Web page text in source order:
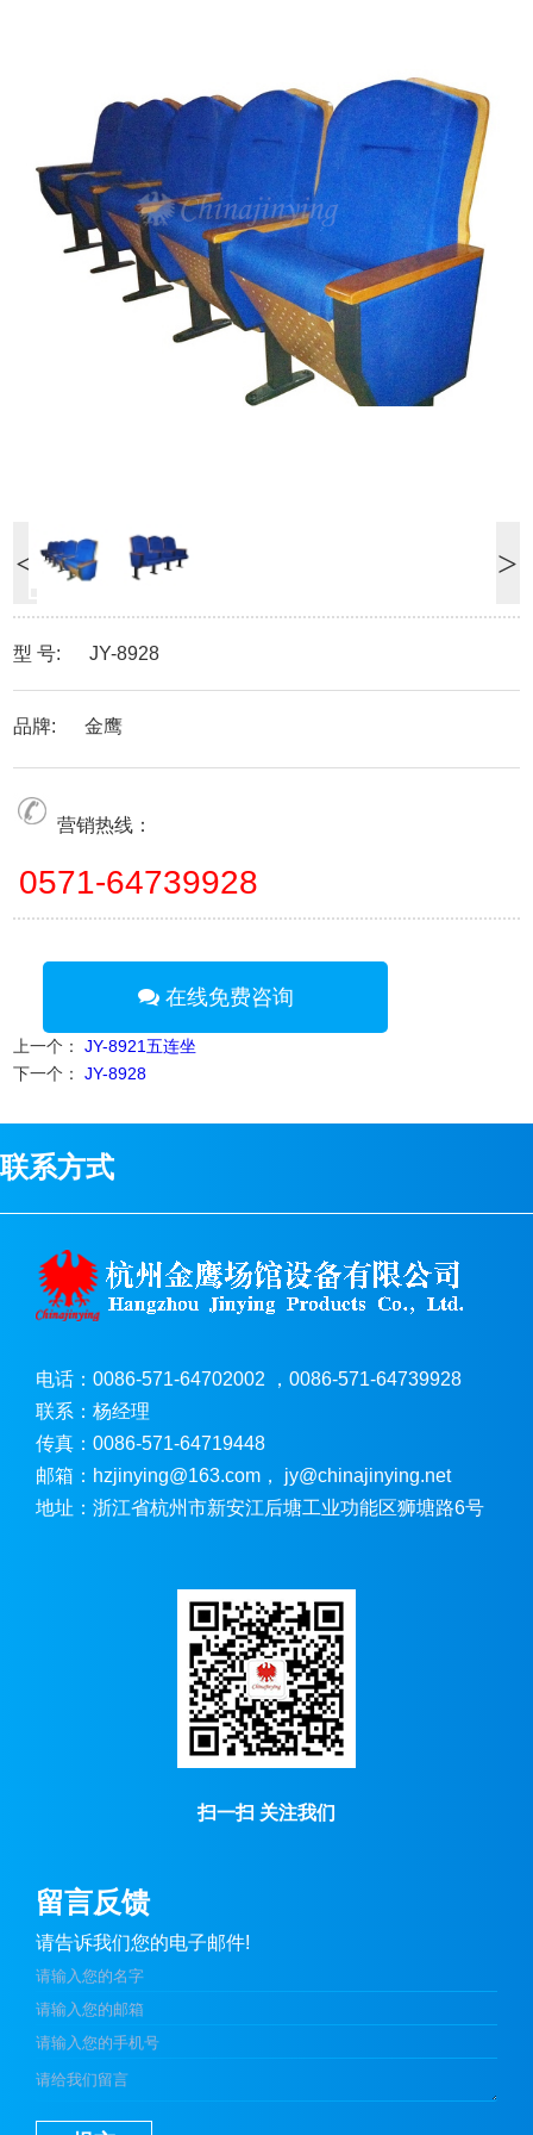
< >
型 号: JY-8928
品牌: 金鹰
营销热线：
0571-64739928
在线免费咨询
上一个：JY-8921五连坐
下一个：JY-8928
联系方式
电话：0086-571-64702002 ，0086-571-64739928
联系：杨经理
传真：0086-571-64719448
邮箱：hzjinying@163.com， jy@chinajinying.net
地址：浙江省杭州市新安江后塘工业功能区狮塘路6号
扫一扫 关注我们
留言反馈
请告诉我们您的电子邮件!